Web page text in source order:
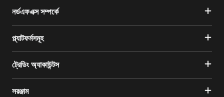
নর্ডএফএক্স সম্পর্কে
প্ল্যাটফর্মসমূহ
ট্রেডিং অ্যাকাউন্টস
সরঞ্জাম